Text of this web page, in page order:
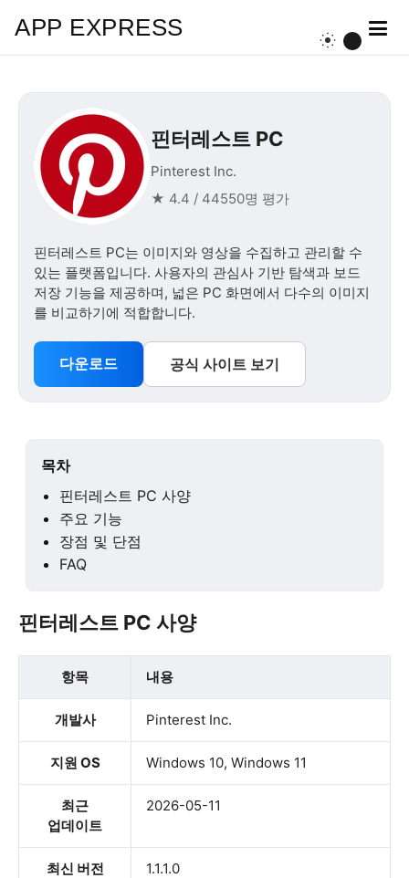
APP EXPRESS
핀터레스트 PC
Pinterest Inc.
★ 4.4 / 44550명 평가
핀터레스트 PC는 이미지와 영상을 수집하고 관리할 수
있는 플랫폼입니다. 사용자의 관심사 기반 탐색과 보드
저장 기능을 제공하며, 넓은 PC 화면에서 다수의 이미지
를 비교하기에 적합합니다.
다운로드 공식 사이트 보기
목차
핀터레스트 PC 사양
주요 기능
장점 및 단점
FAQ
핀터레스트 PC 사양
항목 내용
개발사 Pinterest Inc.
지원 OS Windows 10, Windows 11
최근
업데이트
2026-05-11
최신 버전 1.1.1.0